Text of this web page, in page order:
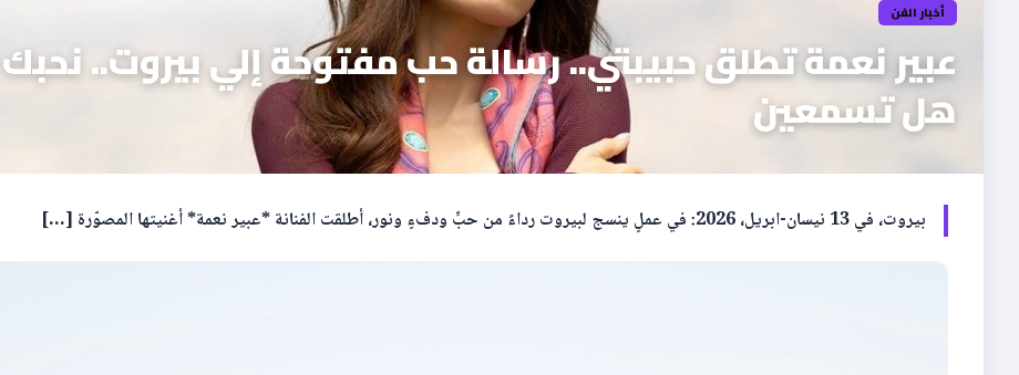
أخبار الفن
عبير نعمة تطلق حبيبتي.. رسالة حب مفتوحة إلي بيروت.. نحبك
هل تسمعين
بيروت، في 13 نيسان-ابريل، 2026: في عملٍ ينسج لبيروت رداءً من حبٍّ ودفءٍ ونور، أطلقت الفنانة *عبير نعمة* أغنيتها المصوّرة […]